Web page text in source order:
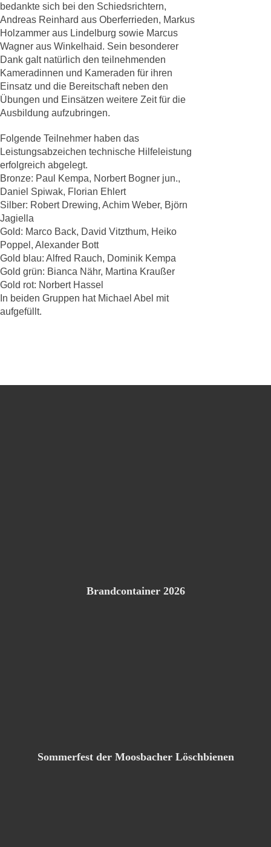
bedankte sich bei den Schiedsrichtern,
Andreas Reinhard aus Oberferrieden, Markus
Holzammer aus Lindelburg sowie Marcus
Wagner aus Winkelhaid. Sein besonderer
Dank galt natürlich den teilnehmenden
Kameradinnen und Kameraden für ihren
Einsatz und die Bereitschaft neben den
Übungen und Einsätzen weitere Zeit für die
Ausbildung aufzubringen.
Folgende Teilnehmer haben das
Leistungsabzeichen technische Hilfeleistung
erfolgreich abgelegt.
Bronze: Paul Kempa, Norbert Bogner jun.,
Daniel Spiwak, Florian Ehlert
Silber: Robert Drewing, Achim Weber, Björn
Jagiella
Gold: Marco Back, David Vitzthum, Heiko
Poppel, Alexander Bott
Gold blau: Alfred Rauch, Dominik Kempa
Gold grün: Bianca Nähr, Martina Kraußer
Gold rot: Norbert Hassel
In beiden Gruppen hat Michael Abel mit
aufgefüllt.
Brandcontainer 2026
Sommerfest der Moosbacher Löschbienen